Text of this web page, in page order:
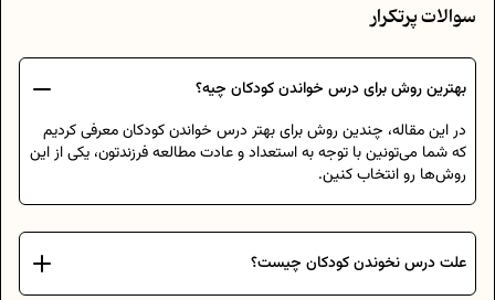
سوالات پرتکرار
بهترین روش برای درس خواندن کودکان چیه؟
در این مقاله، چندین روش برای بهتر درس خواندن کودکان معرفی کردیم
که شما می‌تونین با توجه به استعداد و عادت مطالعه فرزندتون، یکی از این
روش‌ها رو انتخاب کنین.
علت درس نخوندن کودکان چیست؟